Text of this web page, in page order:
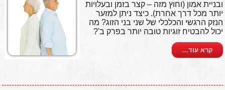
ובניית אמון (וחוץ מזה – קצר בזמן ובעלויות
יותר מכל דרך אחרת). כיצד ניתן למזער
הנזק הרגשי והכלכלי של שני בני הזוג? מה
יכול להבטיח זוגיות טובה יותר בפרק ב'?
קרא עוד…